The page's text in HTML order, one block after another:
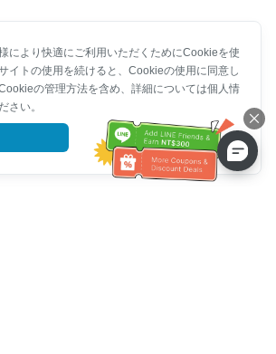
により快適にご利用いただくためにCookieを使
イトの使用を続けると、Cookieの使用に同意し
の管理方法を含め、詳細については個人情
さい。
詳細を見る